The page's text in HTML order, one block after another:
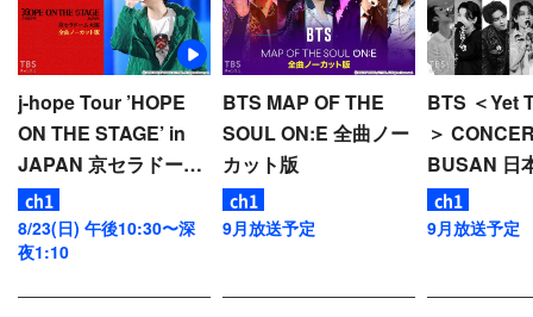
j-hope Tour ’HOPE
ON THE STAGE’ in
JAPAN 京セラドーム
大阪 全曲ノーカット
版
8/23(日) 午後10:30〜深
夜1:10
BTS MAP OF THE
SOUL ON:E 全曲ノー
カット版
9月放送予定
BTS ＜Yet
＞
BUSAN 日
き ノーカッ
9月放送予定